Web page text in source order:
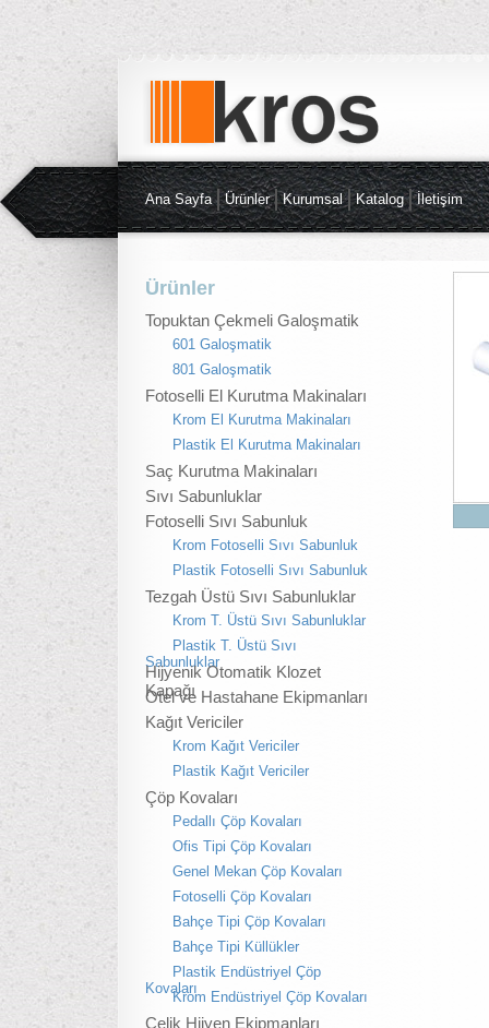
Ana Sayfa Ürünler Kurumsal Katalog İletişim
Ürünler
Topuktan Çekmeli Galoşmatik
601 Galoşmatik
801 Galoşmatik
Fotoselli El Kurutma Makinaları
Krom El Kurutma Makinaları
Plastik El Kurutma Makinaları
Saç Kurutma Makinaları
Sıvı Sabunluklar
Fotoselli Sıvı Sabunluk
Krom Fotoselli Sıvı Sabunluk
Plastik Fotoselli Sıvı Sabunluk
Tezgah Üstü Sıvı Sabunluklar
Krom T. Üstü Sıvı Sabunluklar
Plastik T. Üstü Sıvı
Sabunluklar
Hijyenik Otomatik Klozet
Kapağı
Otel ve Hastahane Ekipmanları
Kağıt Vericiler
Krom Kağıt Vericiler
Plastik Kağıt Vericiler
Çöp Kovaları
Pedallı Çöp Kovaları
Ofis Tipi Çöp Kovaları
Genel Mekan Çöp Kovaları
Fotoselli Çöp Kovaları
Bahçe Tipi Çöp Kovaları
Bahçe Tipi Küllükler
Plastik Endüstriyel Çöp
Kovaları
Krom Endüstriyel Çöp Kovaları
Çelik Hijyen Ekipmanları